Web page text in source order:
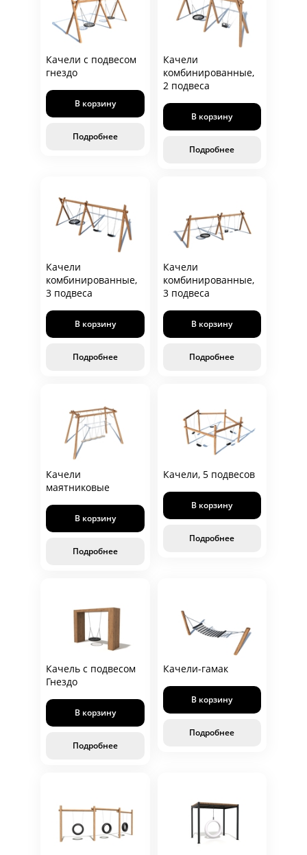
Качели с подвесом
гнездо
В корзину
Подробнее
Качели
комбинированные,
2 подвеса
В корзину
Подробнее
Качели
комбинированные,
3 подвеса
В корзину
Подробнее
Качели
комбинированные,
3 подвеса
В корзину
Подробнее
Качели
маятниковые
В корзину
Подробнее
Качели, 5 подвесов
В корзину
Подробнее
Качель с подвесом
Гнездо
В корзину
Подробнее
Качели-гамак
В корзину
Подробнее